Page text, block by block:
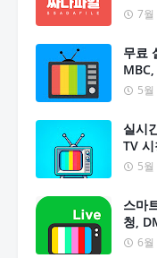
7월
무료
MBC,
5
실시
TV
5
스마
청,
6월